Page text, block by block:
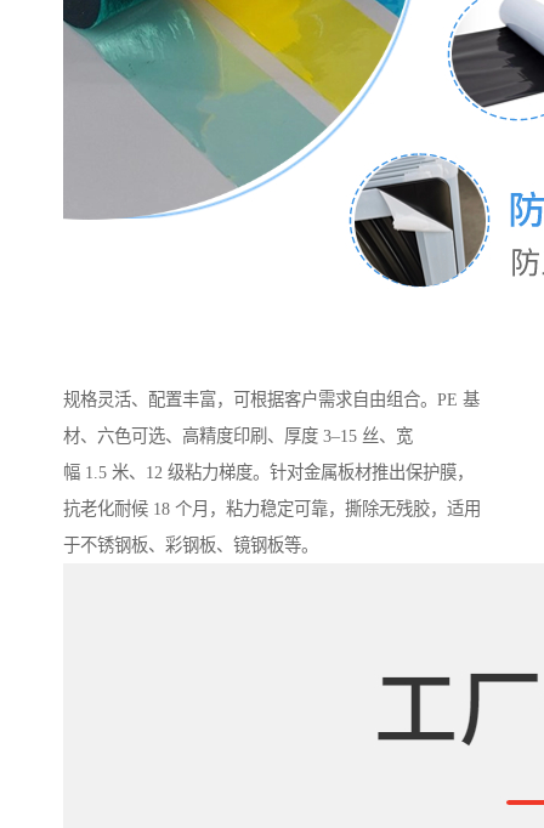
规格灵活、配置丰富，可根据客户需求自由组合。PE 基
材、六色可选、高精度印刷、厚度 3–15 丝、宽
幅 1.5 米、12 级粘力梯度。针对金属板材推出保护膜，
抗老化耐候 18 个月，粘力稳定可靠，撕除无残胶，适用
于不锈钢板、彩钢板、镜钢板等。